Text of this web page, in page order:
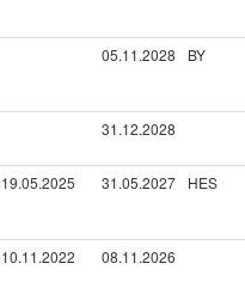
05.11.2028 BY
31.12.2028
19.05.2025 31.05.2027 HES
10.11.2022 08.11.2026